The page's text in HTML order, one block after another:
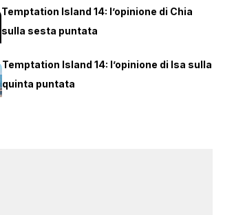
Temptation Island 14: l’opinione di Chia
sulla sesta puntata
Temptation Island 14: l’opinione di Isa sulla
quinta puntata